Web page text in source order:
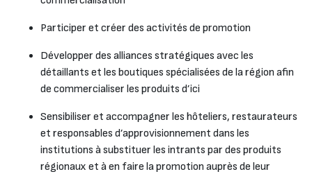
Participer et créer des activités de promotion
Développer des alliances stratégiques avec les
détaillants et les boutiques spécialisées de la région afin
de commercialiser les produits d’ici
Sensibiliser et accompagner les hôteliers, restaurateurs
et responsables d’approvisionnement dans les
institutions à substituer les intrants par des produits
régionaux et à en faire la promotion auprès de leur